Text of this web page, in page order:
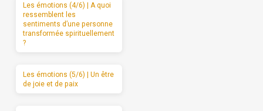
Les émotions (4/6) | A quoi
ressemblent les
sentiments d’une personne
transformée spirituellement
?
Les émotions (5/6) | Un être
de joie et de paix